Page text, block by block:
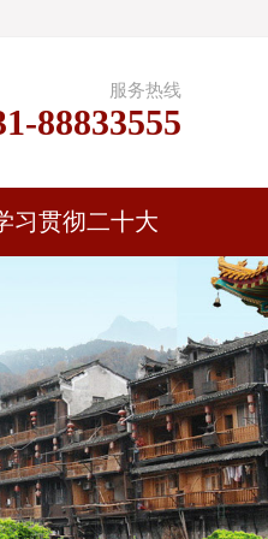
服务热线
88833555
习贯彻二十大